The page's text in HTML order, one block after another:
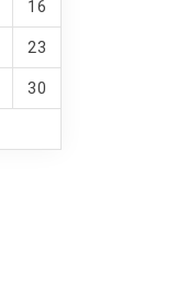
16
23
30